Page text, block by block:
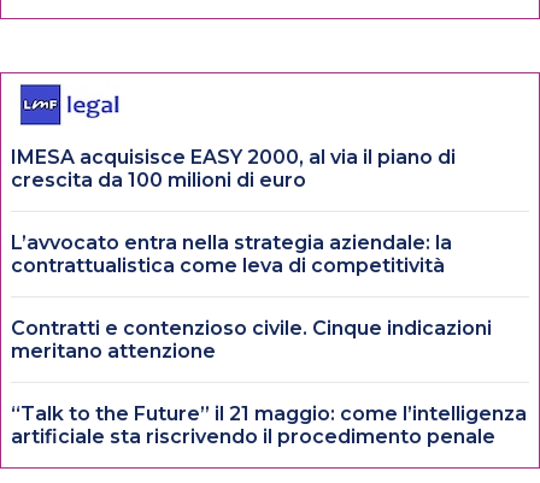
IMESA acquisisce EASY 2000, al via il piano di
crescita da 100 milioni di euro
L’avvocato entra nella strategia aziendale: la
contrattualistica come leva di competitività
Contratti e contenzioso civile. Cinque indicazioni
meritano attenzione
“Talk to the Future” il 21 maggio: come l’intelligenza
artificiale sta riscrivendo il procedimento penale